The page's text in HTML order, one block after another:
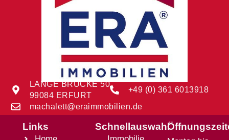
LANGE BRÜCKE 50
99084 ERFURT
+49 (0) 361 6013918
machalett@eraimmobilien.de
Links Schnellauswahl